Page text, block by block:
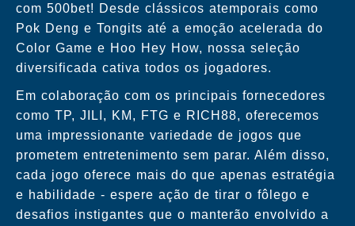
com 500bet! Desde clássicos atemporais como
Pok Deng e Tongits até a emoção acelerada do
Color Game e Hoo Hey How, nossa seleção
diversificada cativa todos os jogadores.
Em colaboração com os principais fornecedores
como TP, JILI, KM, FTG e RICH88, oferecemos
uma impressionante variedade de jogos que
prometem entretenimento sem parar. Além disso,
cada jogo oferece mais do que apenas estratégia
e habilidade - espere ação de tirar o fôlego e
desafios instigantes que o manterão envolvido a